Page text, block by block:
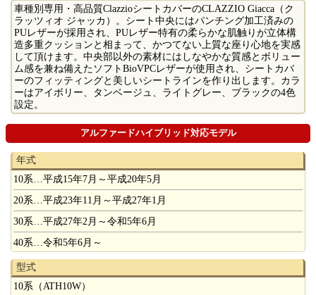
車種別専用・高品質ClazzioシートカバーのCLAZZIO Giacca（ク
ラッツィオ ジャッカ）。シート中央にはパンチング加工済みの
PUレザーが採用され、PUレザー特有の柔らかな肌触りが立体構
造多重クッションと相まって、かつてない上質な座り心地を実感
して頂けます。中央部以外の素材にはしなやかな質感とボリュー
ム感を兼ね備えたソフトBioVPCレザーが使用され、シートカバ
ーのフィッティングと美しいシートラインを作り出します。カラ
ーはアイボリー、タンベージュ、ライトグレー、ブラックの4色
設定。
アルファードハイブリッド対応モデル
年式
10系…平成15年7月～平成20年5月
20系…平成23年11月～平成27年1月
30系…平成27年2月～令和5年6月
40系…令和5年6月～
型式
10系（ATH10W）